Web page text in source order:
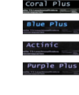
auf
der
Produktseite
gewählt
werden